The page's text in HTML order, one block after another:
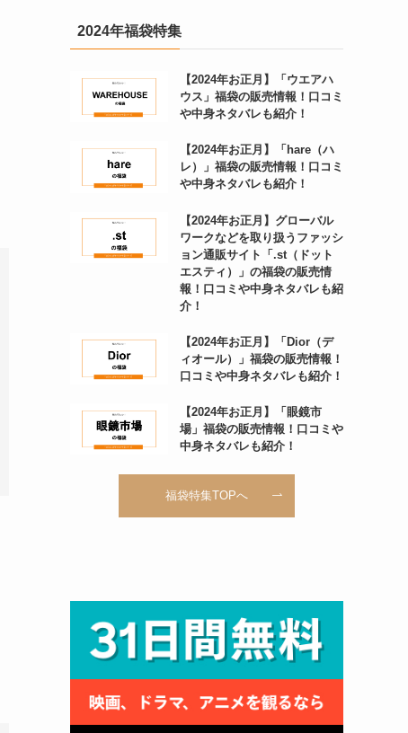
2024年福袋特集
【2024年お正月】「ウエアハ
ウス」福袋の販売情報！口コミ
や中身ネタバレも紹介！
【2024年お正月】「hare（ハ
レ）」福袋の販売情報！口コミ
や中身ネタバレも紹介！
【2024年お正月】グローバル
ワークなどを取り扱うファッシ
ョン通販サイト「.st（ドット
エスティ）」の福袋の販売情
報！口コミや中身ネタバレも紹
介！
【2024年お正月】「Dior（デ
ィオール）」福袋の販売情報！
口コミや中身ネタバレも紹介！
【2024年お正月】「眼鏡市
場」福袋の販売情報！口コミや
中身ネタバレも紹介！
福袋特集TOPへ